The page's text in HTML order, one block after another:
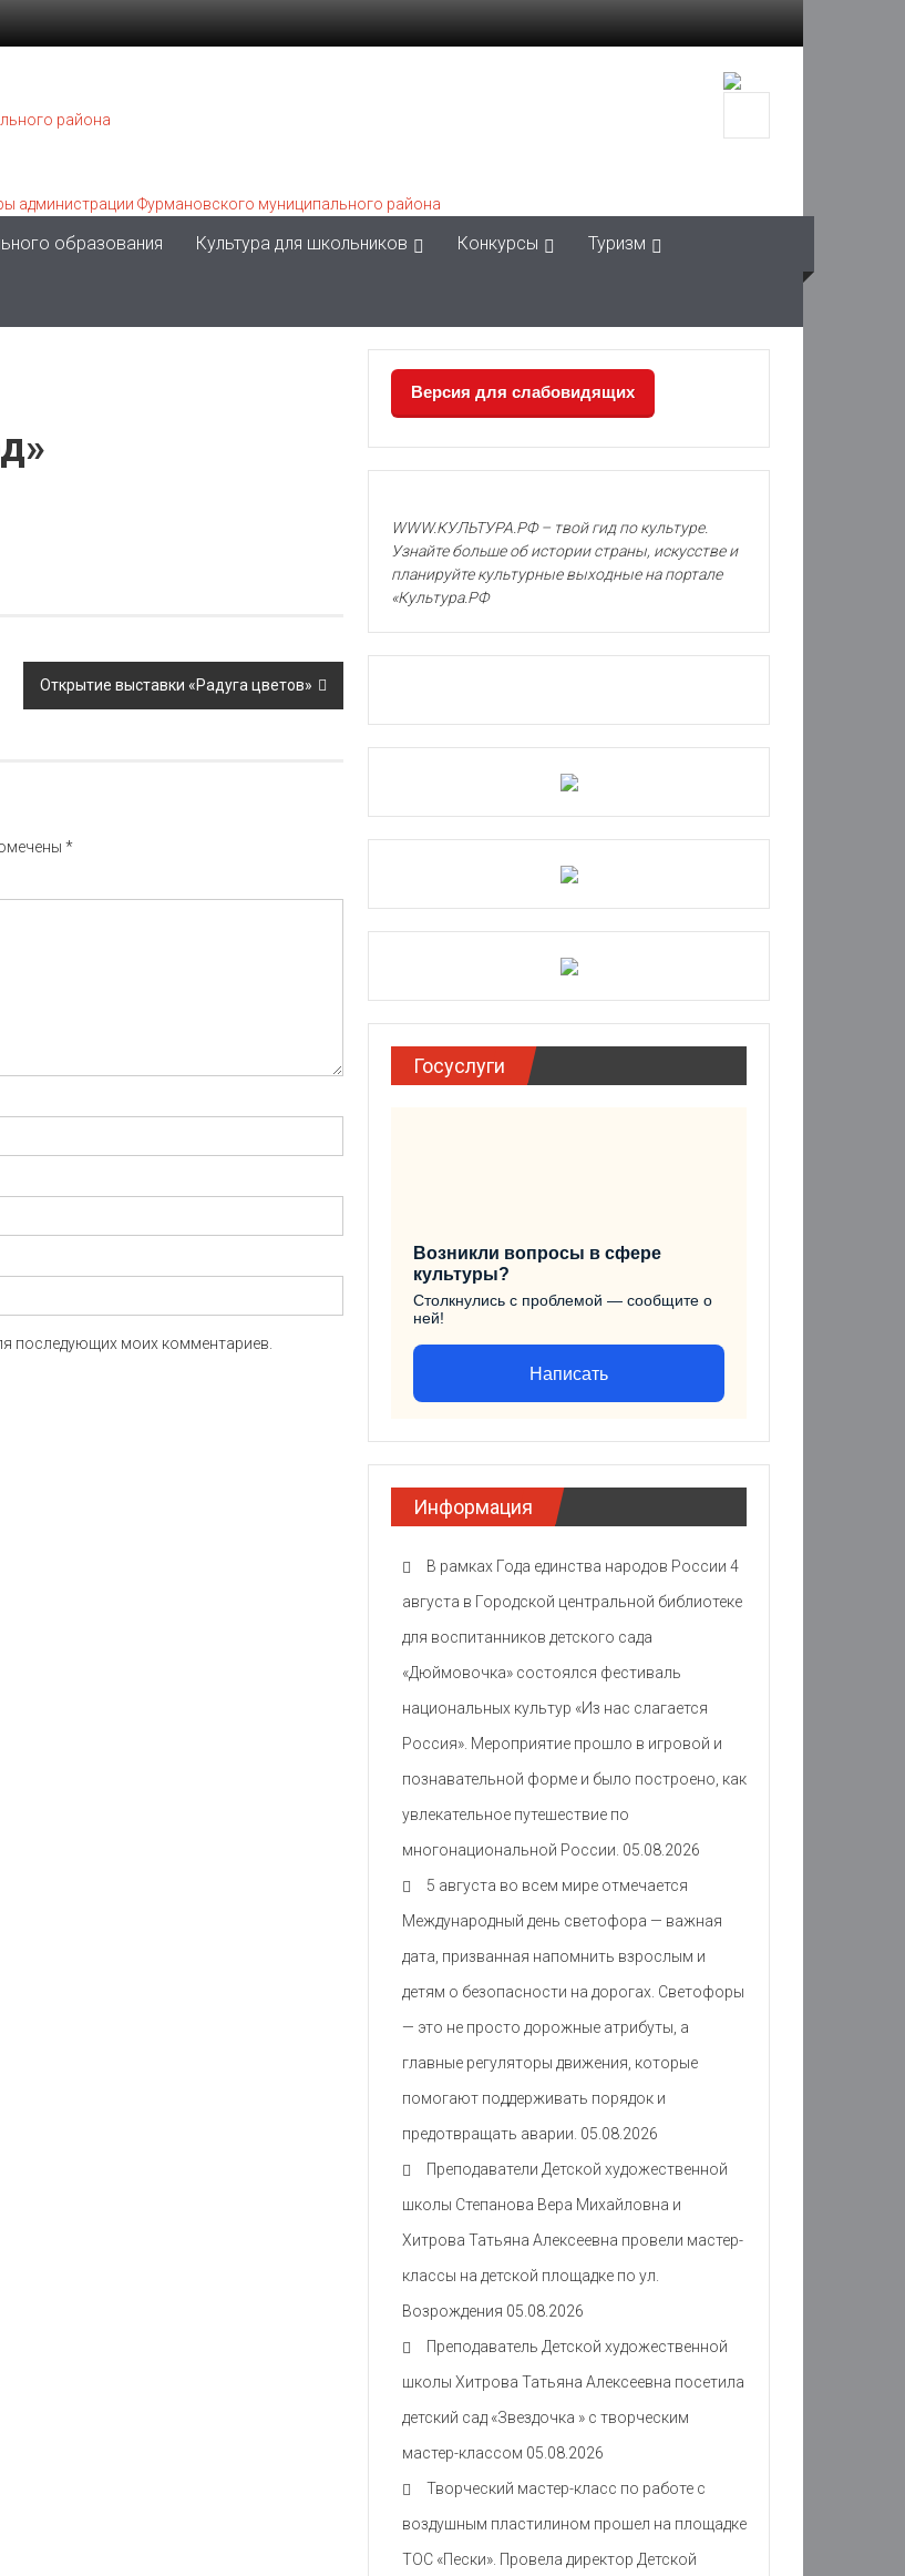
образования Культура для школьников Конкурсы Туризм
Открытие выставки «Радуга цветов»
*
последующих моих комментариев.
Версия для слабовидящих
WWW.КУЛЬТУРА.РФ – твой гид по культуре.
Узнайте больше об истории страны, искусстве и
планируйте культурные выходные на портале
«Культура.РФ
Госуслуги
Возникли вопросы в сфере
культуры?
Столкнулись с проблемой — сообщите о
ней!
Написать
Информация
В рамках Года единства народов России 4
августа в Городской центральной библиотеке
для воспитанников детского сада
«Дюймовочка» состоялся фестиваль
национальных культур «Из нас слагается
Россия». Мероприятие прошло в игровой и
познавательной форме и было построено, как
увлекательное путешествие по
многонациональной России. 05.08.2026
5 августа во всем мире отмечается
Международный день светофора — важная
дата, призванная напомнить взрослым и
детям о безопасности на дорогах. Светофоры
— это не просто дорожные атрибуты, а
главные регуляторы движения, которые
помогают поддерживать порядок и
предотвращать аварии. 05.08.2026
Преподаватели Детской художественной
школы Степанова Вера Михайловна и
Хитрова Татьяна Алексеевна провели мастер-
классы на детской площадке по ул.
Возрождения 05.08.2026
Преподаватель Детской художественной
школы Хитрова Татьяна Алексеевна посетила
детский сад «Звездочка » с творческим
мастер-классом 05.08.2026
Творческий мастер-класс по работе с
воздушным пластилином прошел на площадке
ТОС «Пески». Провела директор Детской